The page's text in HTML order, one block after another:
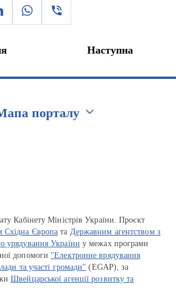
Наступна
порталу
Кабінету Міністрів України. Проєкт
Східна Європа та Державним агентством з
урядування України у межах програми
допомоги "Електронне врядування
та участі громади" (EGAP), за
Швейцарської агенції розвитку та